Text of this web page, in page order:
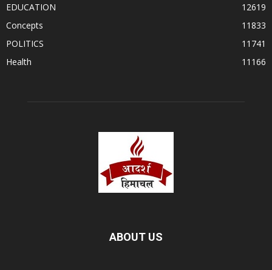
EDUCATION
12619
Concepts
11833
POLITICS
11741
Health
11166
ABOUT US